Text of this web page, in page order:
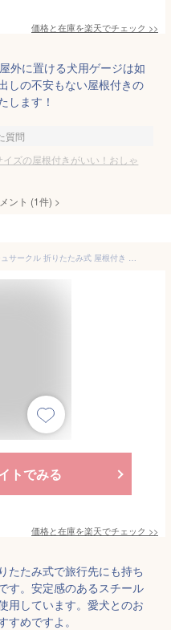
価格と在庫を楽天でチェック >>
外に置ける犬用ゲージは如
しの不安もない屋根付きの
します！
質問
ズの屋根付きがいい！おしゃ
ント (1件) >
ペットサークル 折りたたみ式 メッシュサークル 折りたたみ式 屋根付き 収納バッグ付き 組み立て不要 猫 犬用 ケージ 持ち運び コンパクト アウトドア 旅行 災害対策【レビュー投稿で保証期間延長】
トでみる
価格と在庫を楽天でチェック >>
たたみ式で旅行先にも持ち
す。安定感のあるスチール
用しています。愛犬とのお
めですよ。